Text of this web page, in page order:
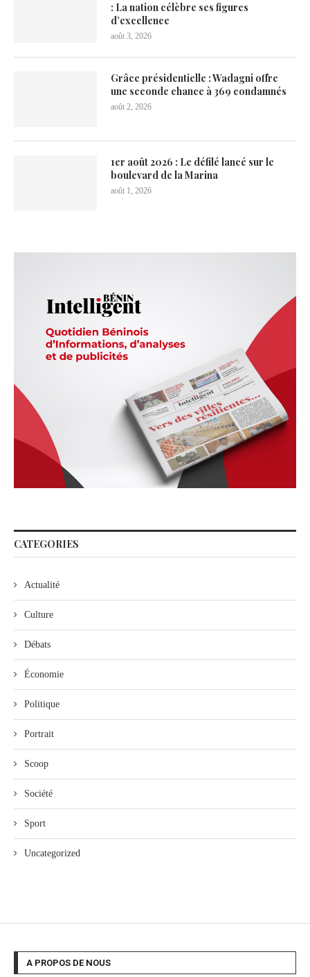
: La nation célèbre ses figures
d’excellence
août 3, 2026
Grâce présidentielle : Wadagni offre
une seconde chance à 369 condamnés
août 2, 2026
1er août 2026 : Le défilé lancé sur le
boulevard de la Marina
août 1, 2026
CATEGORIES
Actualité
Culture
Débats
Économie
Politique
Portrait
Scoop
Société
Sport
Uncategorized
A PROPOS DE NOUS